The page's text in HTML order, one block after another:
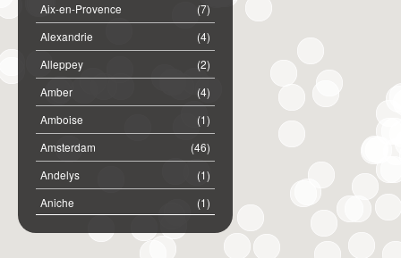
(7)
Aix-en-Provence
(4)
Alexandrie
(2)
Alleppey
(4)
Amber
(1)
Amboise
(46)
Amsterdam
(1)
Andelys
(1)
Aniche
(2)
Annemasse